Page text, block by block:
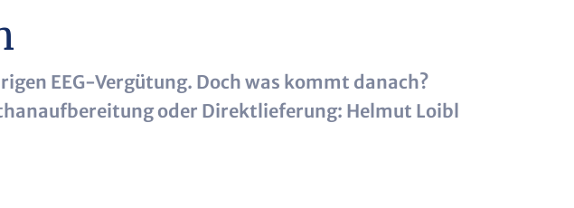
EEG-Vergütung. Doch was kommt danach?
oder Direktlieferung: Helmut Loibl